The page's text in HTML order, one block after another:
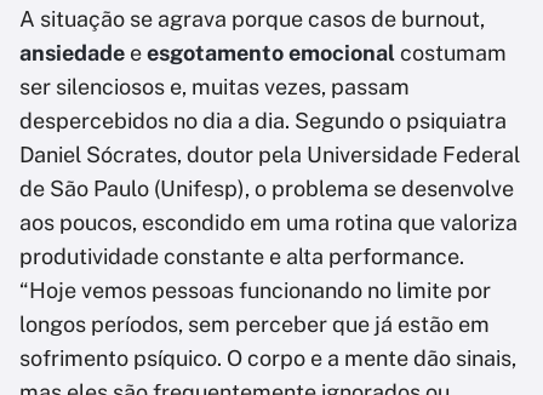
A situação se agrava porque casos de burnout,
ansiedade eesgotamento emocionalcostumam
ser silenciosos e, muitas vezes, passam
despercebidos no dia a dia. Segundo o psiquiatra
Daniel Sócrates, doutor pela Universidade Federal
de São Paulo (Unifesp), o problema se desenvolve
aos poucos, escondido em uma rotina que valoriza
produtividade constante e alta performance.
“Hoje vemos pessoas funcionando no limite por
longos períodos, sem perceber que já estão em
sofrimento psíquico. O corpo e a mente dão sinais,